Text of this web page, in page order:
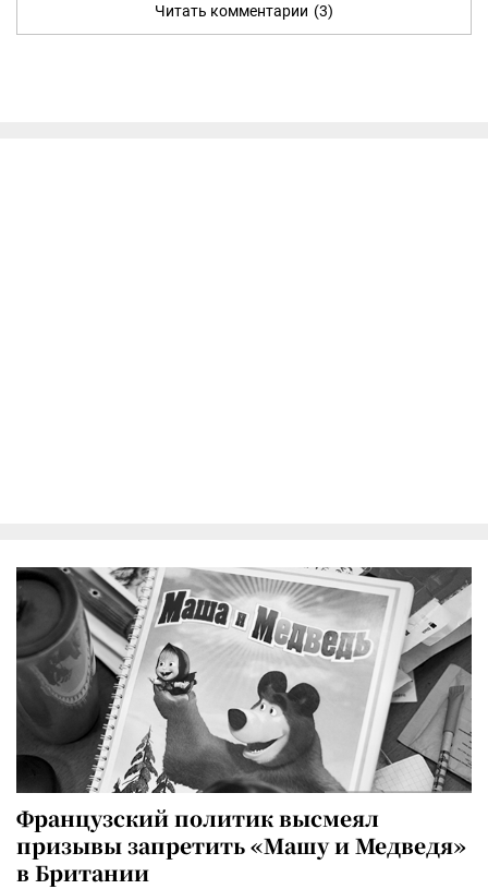
Читать комментарии (3)
Французский политик высмеял
призывы запретить «Машу и Медведя»
в Британии